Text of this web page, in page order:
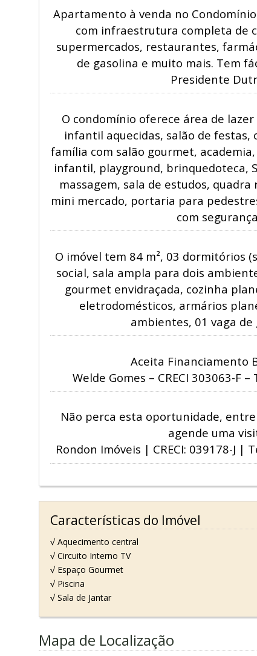
Apartamento à venda no
com infraestrutura completa de
supermercados, restaurantes,
de gasolina e muito mais. Tem
Presidente
O condomínio oferece área de
infantil aquecidas, salão de festas,
família com salão gourmet,
infantil, playground, brinquedoteca,
massagem, sala de estudos,
mini mercado, portaria para
com
O imóvel tem 84 m², 03 dormitórios
social, sala ampla para dois
gourmet envidraçada, cozinha
eletrodomésticos, armários
ambientes, 01 vaga de
Aceita Financiamento
Welde Gomes – CRECI 303063-F
Não perca esta oportunidade,
agende uma
Rondon Imóveis | CRECI: 039178-J |
Características do Imóvel
√ Aquecimento central
√ Circuito Interno TV
√ Espaço Gourmet
√ Piscina
√ Sala de Jantar
Mapa de Localização